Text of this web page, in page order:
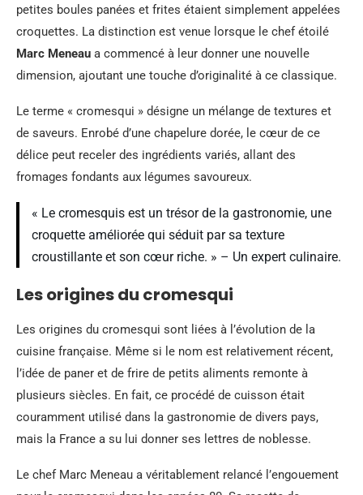
petites boules panées et frites étaient simplement appelées
croquettes. La distinction est venue lorsque le chef étoilé
Marc Meneau a commencé à leur donner une nouvelle
dimension, ajoutant une touche d’originalité à ce classique.
Le terme « cromesqui » désigne un mélange de textures et
de saveurs. Enrobé d’une chapelure dorée, le cœur de ce
délice peut receler des ingrédients variés, allant des
fromages fondants aux légumes savoureux.
« Le cromesquis est un trésor de la gastronomie, une
croquette améliorée qui séduit par sa texture
croustillante et son cœur riche. » – Un expert culinaire.
Les origines du cromesqui
Les origines du cromesqui sont liées à l’évolution de la
cuisine française. Même si le nom est relativement récent,
l’idée de paner et de frire de petits aliments remonte à
plusieurs siècles. En fait, ce procédé de cuisson était
couramment utilisé dans la gastronomie de divers pays,
mais la France a su lui donner ses lettres de noblesse.
Le chef Marc Meneau a véritablement relancé l’engouement